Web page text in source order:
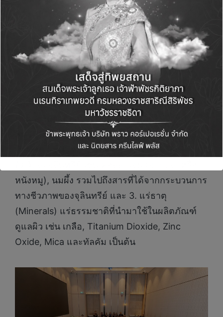
ผศ.ภญ.ดร.รมย์ฉัตร ชูโตประพัฒน์คณะ
เภสัชศาสตร์ จุฬาลงกรณ์มหาวิทยาลัยกล่าวในเวที
เสวนาเกี่ยวกับ เทรนด์ส่วนผสมจากธรรมชาติ
สำหรับผลิตภัณฑ์ความงามในประเทศไทย ว่า
นิยามของส่วนผสมจากธรรมชาติในเชิงวิชาการ
ไม่ได้มีแค่พืชหรือสมุนไพรเท่านั้น แต่ตาม
มาตรฐานสากลแบ่งออกเป็น 3 กลุ่มหลัก ได้แก่ 1.
พืช เช่น มันสำปะหลัง (รวมถึงกลุ่มแป้งดัดแปร),
ข้าวโพด, ขมิ้นชัน, บัวบก และว่านหางจระเข้ 2.
หนังหมู), นมผึ้ง รวมไปถึงสารที่ได้จากกระบวนการ
ทางชีวภาพของจุลินทรีย์ และ 3. แร่ธาตุ
(Minerals) แร่ธรรมชาติที่นำมาใช้ในผลิตภัณฑ์
ดูแลผิว เช่น เกลือ, Titanium Dioxide, Zinc
Oxide, Mica และทัลคัม เป็นต้น